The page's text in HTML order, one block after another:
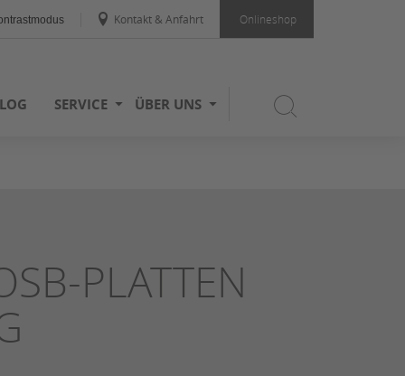
Kontakt & Anfahrt Onlineshop
SERVICE ÜBER UNS
PLATTEN